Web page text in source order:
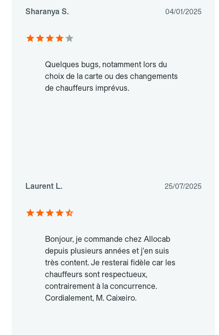
Sharanya S. 04/01/2025
Quelques bugs, notamment lors du
choix de la carte ou des changements
de chauffeurs imprévus.
Laurent L. 25/07/2025
Bonjour, je commande chez Allocab
depuis plusieurs années et j'en suis
très content. Je resterai fidèle car les
chauffeurs sont respectueux,
contrairement à la concurrence.
Cordialement, M. Caixeiro.